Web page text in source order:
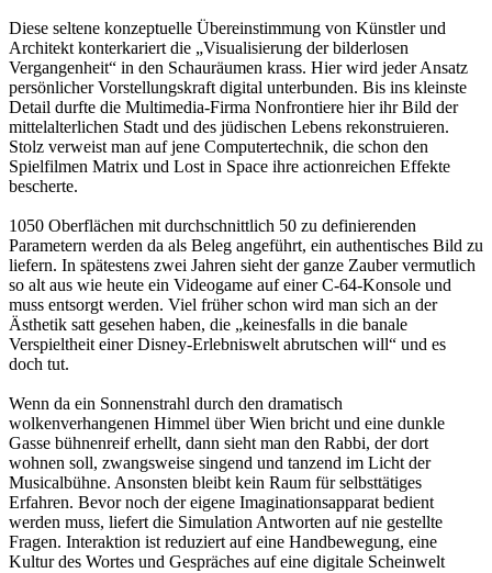
Diese seltene konzeptuelle Übereinstimmung von Künstler und
Architekt konterkariert die „Visualisierung der bilderlosen
Vergangenheit“ in den Schauräumen krass. Hier wird jeder Ansatz
persönlicher Vorstellungskraft digital unterbunden. Bis ins kleinste
Detail durfte die Multimedia-Firma Nonfrontiere hier ihr Bild der
mittelalterlichen Stadt und des jüdischen Lebens rekonstruieren.
Stolz verweist man auf jene Computertechnik, die schon den
Spielfilmen Matrix und Lost in Space ihre actionreichen Effekte
bescherte.
1050 Oberflächen mit durchschnittlich 50 zu definierenden
Parametern werden da als Beleg angeführt, ein authentisches Bild zu
liefern. In spätestens zwei Jahren sieht der ganze Zauber vermutlich
so alt aus wie heute ein Videogame auf einer C-64-Konsole und
muss entsorgt werden. Viel früher schon wird man sich an der
Ästhetik satt gesehen haben, die „keinesfalls in die banale
Verspieltheit einer Disney-Erlebniswelt abrutschen will“ und es
doch tut.
Wenn da ein Sonnenstrahl durch den dramatisch
wolkenverhangenen Himmel über Wien bricht und eine dunkle
Gasse bühnenreif erhellt, dann sieht man den Rabbi, der dort
wohnen soll, zwangsweise singend und tanzend im Licht der
Musicalbühne. Ansonsten bleibt kein Raum für selbsttätiges
Erfahren. Bevor noch der eigene Imaginationsapparat bedient
werden muss, liefert die Simulation Antworten auf nie gestellte
Fragen. Interaktion ist reduziert auf eine Handbewegung, eine
Kultur des Wortes und Gespräches auf eine digitale Scheinwelt